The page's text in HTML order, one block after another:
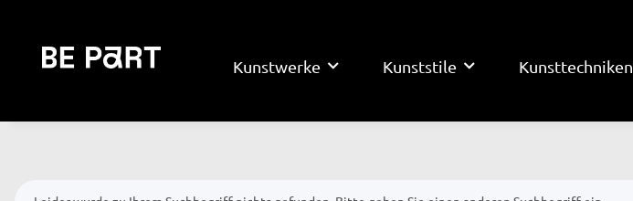
Kunstwerke Kunststile Kunsttechniken